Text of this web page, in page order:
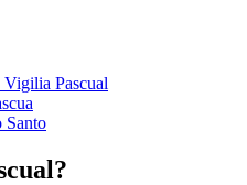
Pascual
Santo